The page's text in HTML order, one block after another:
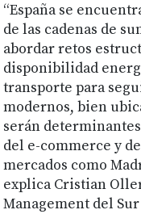
“España se
de las cadenas de
abordar retos
disponibilidad
transporte para
modernos, bien
serán
del e-commerce y
mercados como
explica Cristian
Management del